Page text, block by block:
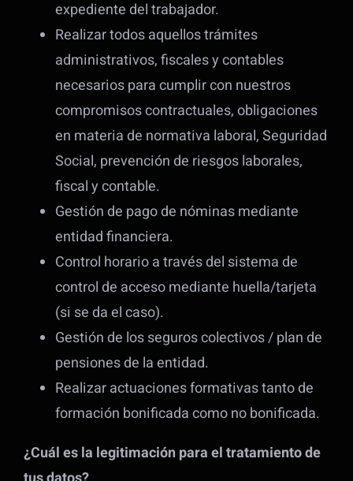
expediente del trabajador.
Realizar todos aquellos trámites
administrativos, fiscales y contables
necesarios para cumplir con nuestros
compromisos contractuales, obligaciones
en materia de normativa laboral, Seguridad
Social, prevención de riesgos laborales,
fiscal y contable.
Gestión de pago de nóminas mediante
entidad financiera.
Control horario a través del sistema de
control de acceso mediante huella/tarjeta
(si se da el caso).
Gestión de los seguros colectivos / plan de
pensiones de la entidad.
Realizar actuaciones formativas tanto de
formación bonificada como no bonificada.
¿Cuál es la legitimación para el tratamiento de